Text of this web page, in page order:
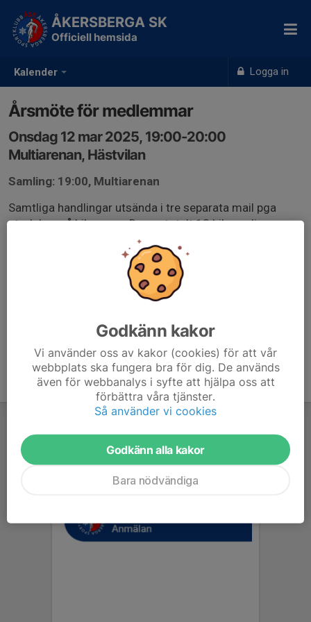
Kalender Logga in
ÅKERSBERGA SK
Officiell hemsida
Årsmöte för medlemmar
Onsdag 12 mar 2025, 19:00-20:00
Multiarenan, Hästvilan
Samling: 19:00, Multiarenan
Samtliga handlingar utsända i tre separata mail pga
storleken på bilagorna. Dessa totalt 13 bilagor ligger
även uppladdade för alla på Svenskalag under Styrelse,
ÅSK Kallelse till Årsmöte 2025.pdf
Godkänn kakor
Vi använder oss av kakor (cookies) för att vår
webbplats ska fungera bra för dig. De används
även för webbanalys i syfte att hjälpa oss att
förbättra våra tjänster.
Så använder vi cookies
Godkänn alla kakor
Bara nödvändiga